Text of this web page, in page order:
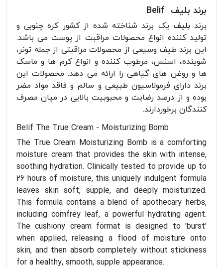
برند بلیف Belif
برندبلیف یک برند شناخته شده از کشور کره چنوبی و
تولید کننده انواع محصولات مراقبت از پوست می باشد.
این برند طیف وسیعی از محصولات مراقبتی از جمله تونر،
شوینده، اسنس، مرطوب کننده و انواع کرم ها و ماسک
ها و روغن های گیاهی را ارائه می دهد. محصولات این
برند دارای فرمولاسیون طبیعی و سالم و فاقد مواد مضر
بوده و از درصد رضایت و محبوبیت بالایی در میان مصرف
کنندگان برخوردارند.
Belif The True Cream - Moisturizing Bomb
The True Cream Moisturizing Bomb is a comforting
moisture cream that provides the skin with intense,
soothing hydration. Clinically tested to provide up to
26 hours of moisture, this uniquely indulgent formula
leaves skin soft, supple, and deeply moisturized.
This formula contains a blend of apothecary herbs,
including comfrey leaf, a powerful hydrating agent.
The cushiony cream format is designed to 'burst'
when applied, releasing a flood of moisture onto
skin, and then absorb completely without stickiness
for a healthy, smooth, supple appearance.